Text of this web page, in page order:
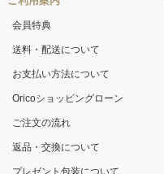
会員特典
送料・配送について
お支払い方法について
Oricoショッピングローン
ご注文の流れ
返品・交換について
プレゼント包装について